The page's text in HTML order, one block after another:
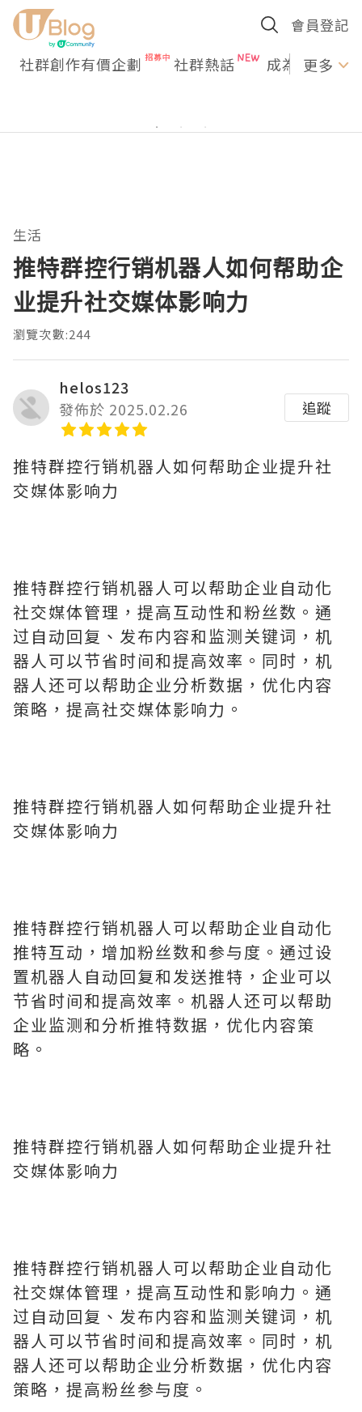
會員登記
社群創作有價企劃 社群熱話 成為U更多
生活
推特群控行销机器人如何帮助企
业提升社交媒体影响力
瀏覽次數:244
helos123
發佈於 2025.02.26
追蹤
推特群控行销机器人如何帮助企业提升社
交媒体影响力
推特群控行销机器人可以帮助企业自动化
社交媒体管理，提高互动性和粉丝数。通
过自动回复、发布内容和监测关键词，机
器人可以节省时间和提高效率。同时，机
器人还可以帮助企业分析数据，优化内容
策略，提高社交媒体影响力。
推特群控行销机器人如何帮助企业提升社
交媒体影响力
推特群控行销机器人可以帮助企业自动化
推特互动，增加粉丝数和参与度。通过设
置机器人自动回复和发送推特，企业可以
节省时间和提高效率。机器人还可以帮助
企业监测和分析推特数据，优化内容策
略。
推特群控行销机器人如何帮助企业提升社
交媒体影响力
推特群控行销机器人可以帮助企业自动化
社交媒体管理，提高互动性和影响力。通
过自动回复、发布内容和监测关键词，机
器人可以节省时间和提高效率。同时，机
器人还可以帮助企业分析数据，优化内容
策略，提高粉丝参与度。